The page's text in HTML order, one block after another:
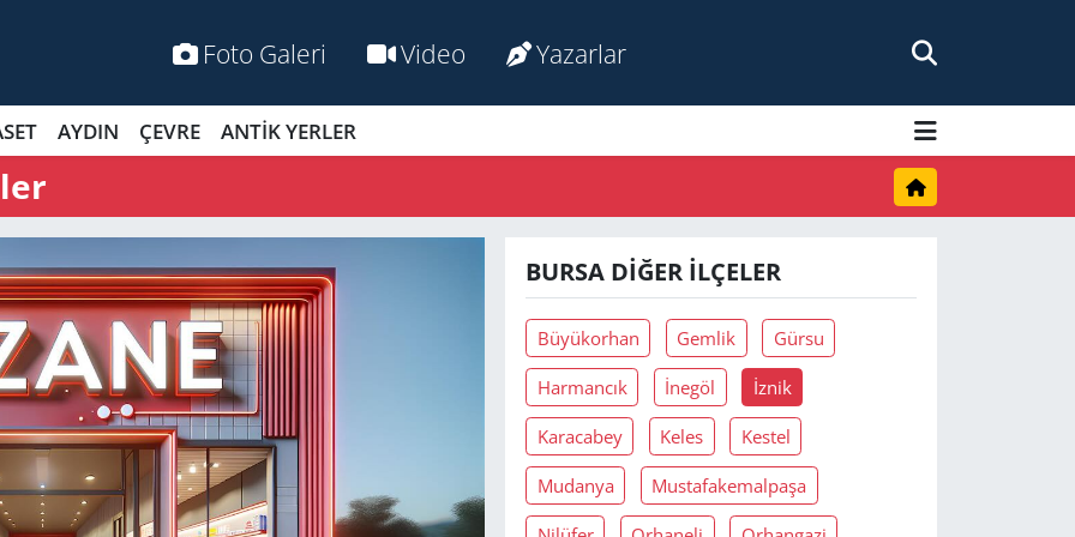
Foto Galeri Video Yazarlar
AYDIN ÇEVRE ANTİK YERLER
BURSA DIĞER İLÇELER
Büyükorhan Gemlik Gürsu
Harmancık İnegöl İznik
Karacabey Keles Kestel
Mudanya Mustafakemalpaşa